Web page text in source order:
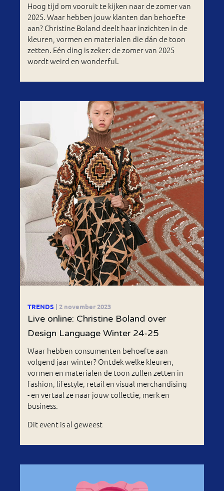
Hoog tijd om vooruit te kijken naar de zomer van
2025. Waar hebben jouw klanten dan behoefte
aan? Christine Boland deelt haar inzichten in de
kleuren, vormen en materialen die dán de toon
zetten. Eén ding is zeker: de zomer van 2025
wordt weird en wonderful.
TRENDS | 2 november 2023
Live online: Christine Boland over
Design Language Winter 24-25
Waar hebben consumenten behoefte aan
volgend jaar winter? Ontdek welke kleuren,
vormen en materialen de toon zullen zetten in
fashion, lifestyle, retail en visual merchandising
- en vertaal ze naar jouw collectie, merk en
business.
Dit event is al geweest